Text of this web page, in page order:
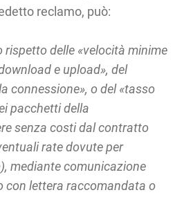
reclamo, può:
rispetto delle «velocità minime
e upload», del
connessione», o del «tasso
pacchetti della
senza costi dal contratto
rate dovute per
mediante comunicazione
con lettera raccomandata o